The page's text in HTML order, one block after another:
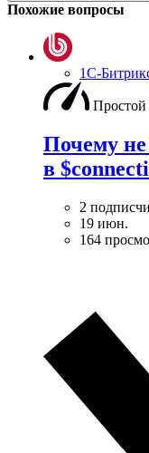
Похожие вопросы
1С-
Простой
Почему
в
2
19 июн.
164